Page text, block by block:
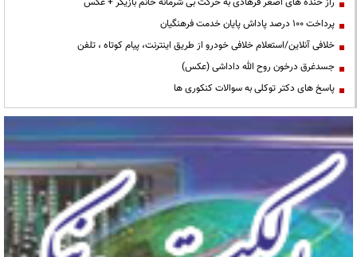
پرداخت ۱۰۰ درصد پاداش پایان خدمت فرهنگیان
خلافی آنلاین/استعلام خلافی خودرو از طریق اینترنت، پیام کوتاه ، تلفن
جسدغرق درخون روح الله داداشی (عکس)
پاسخ های دکتر توکلی به سوالات کنکوری ها